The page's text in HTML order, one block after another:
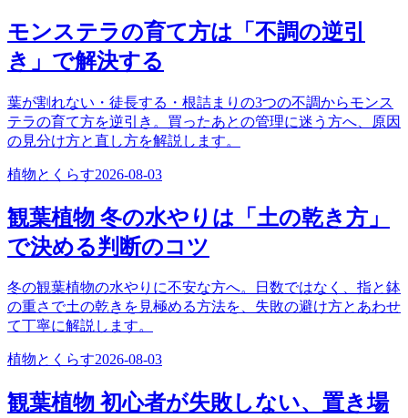
モンステラの育て方は「不調の逆引
き」で解決する
葉が割れない・徒長する・根詰まりの3つの不調からモンス
テラの育て方を逆引き。買ったあとの管理に迷う方へ、原因
の見分け方と直し方を解説します。
植物とくらす2026-08-03
観葉植物 冬の水やりは「土の乾き方」
で決める判断のコツ
冬の観葉植物の水やりに不安な方へ。日数ではなく、指と鉢
の重さで土の乾きを見極める方法を、失敗の避け方とあわせ
て丁寧に解説します。
植物とくらす2026-08-03
観葉植物 初心者が失敗しない、置き場